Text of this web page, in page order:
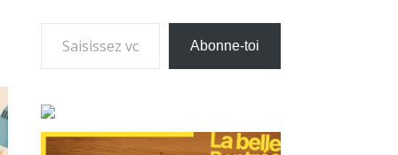
Saisissez votre adresse e-mail…
Abonne-toi